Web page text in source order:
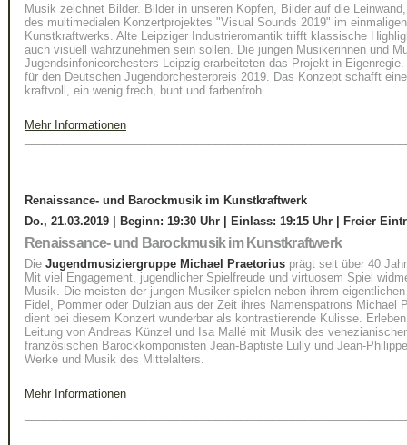
Musik zeichnet Bilder. Bilder in unseren Köpfen, Bilder auf die
des multimedialen Konzertprojektes "Visual Sounds 2019" im
Kunstkraftwerks. Alte Leipziger Industrieromantik trifft klassische
auch visuell wahrzunehmen sein sollen. Die jungen Musikerinnen und
Jugendsinfonieorchesters Leipzig erarbeiteten das Projekt in
für den Deutschen Jugendorchesterpreis 2019. Das Konzept schafft
kraftvoll, ein wenig frech, bunt und farbenfroh.
Mehr Informationen
Renaissance- und Barockmusik im Kunstkraftwerk
Do., 21.03.2019 | Beginn: 19:30 Uhr | Einlass: 19:15 Uhr | Freier
Renaissance- und Barockmusik im Kunstkraftwerk
Die Jugendmusiziergruppe Michael Praetorius prägt seit über 40
Mit viel Engagement, jugendlicher Spielfreude und virtuosem Spiel
Musik. Die meisten der jungen Musiker spielen neben ihrem
Fidel, Pommer oder Dulzian aus der Zeit ihres Namenspatrons Michael
dient bei diesem Konzert wunderbar als kontrastierende Kulisse.
Leitung von Andreas Künzel und Isa Mallé mit Musik des
französischen Barockkomponisten Jean-Baptiste Lully und Jean-
Werke und Musik des Mittelalters.
Mehr Informationen